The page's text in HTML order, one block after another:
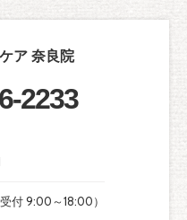
ア 奈良院
2233
付 9:00～18:00）